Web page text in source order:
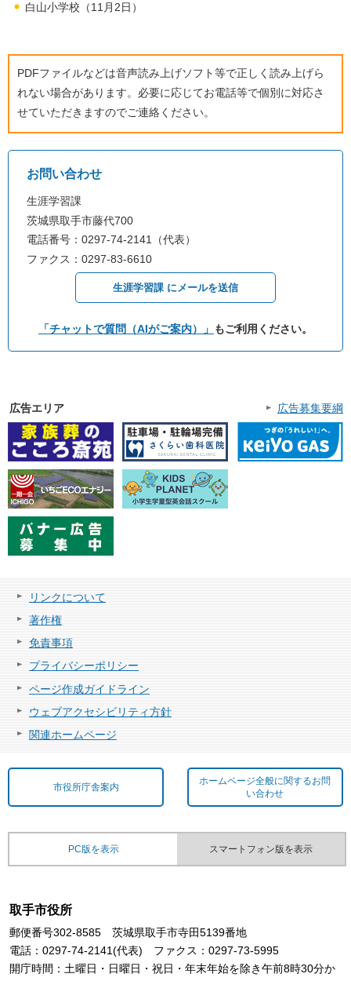
白山小学校（11月2日）
PDFファイルなどは音声読み上げソフト等で正しく読み上げら
れない場合があります。必要に応じてお電話等で個別に対応さ
せていただきますのでご連絡ください。
お問い合わせ
生涯学習課
茨城県取手市藤代700
電話番号：0297-74-2141（代表）
ファクス：0297-83-6610
生涯学習課 にメールを送信
「チャットで質問（AIがご案内）」 もご利用ください。
広告エリア 広告募集要綱
リンクについて
著作権
免責事項
プライバシーポリシー
ページ作成ガイドライン
ウェブアクセシビリティ方針
関連ホームページ
市役所庁舎案内
ホームページ全般に関するお問
い合わせ
PC版を表示 スマートフォン版を表示
取手市役所
郵便番号302-8585 茨城県取手市寺田5139番地
電話：0297-74-2141(代表) ファクス：0297-73-5995
開庁時間：土曜日・日曜日・祝日・年末年始を除き午前8時30分か